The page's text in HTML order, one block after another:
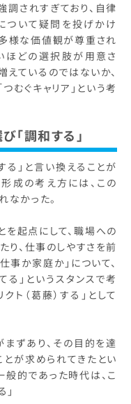
調されすぎており、自律
ついて疑問を投げかけ
様な価値観が尊重され
ほどの選択肢が用意さ
えているのではないか、
むぐキャリア」という考
「調和する」
る」と言い換えることが
成の考え方には、この
なかった。
を起点にして、職場への
、仕事のしやすさを前
事か家庭か」について、
」というスタンスで考
ト（葛藤）する」として
まずあり、その目的を達
が求められてきたとい
般的であった時代は、こ